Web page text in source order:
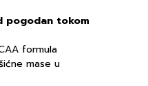
pogodan tokom
formula
mase u